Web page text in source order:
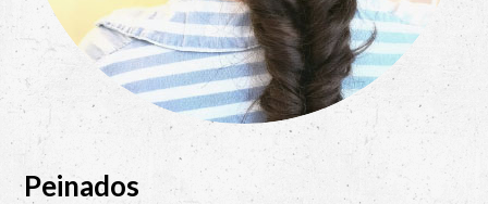
Peinados